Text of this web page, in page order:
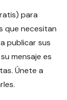
para
que necesitan
publicar sus
mensaje es
Únete a